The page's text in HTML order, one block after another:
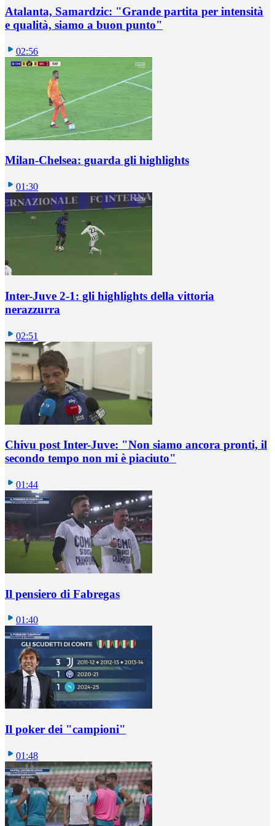
Atalanta, Samardzic: "Grande partita per intensità
e qualità, siamo a buon punto"
02:56
Milan-Chelsea: guarda gli highlights
01:30
Inter-Juve 2-1: gli highlights della vittoria
nerazzurra
02:51
Chivu post Inter-Juve: "Non siamo ancora pronti, il
secondo tempo non mi è piaciuto"
01:44
Il pensiero di Fabregas
01:40
Il poker dei "campioni"
01:48